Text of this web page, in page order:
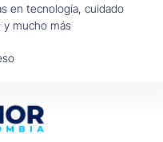
en tecnología, cuidado
y mucho más